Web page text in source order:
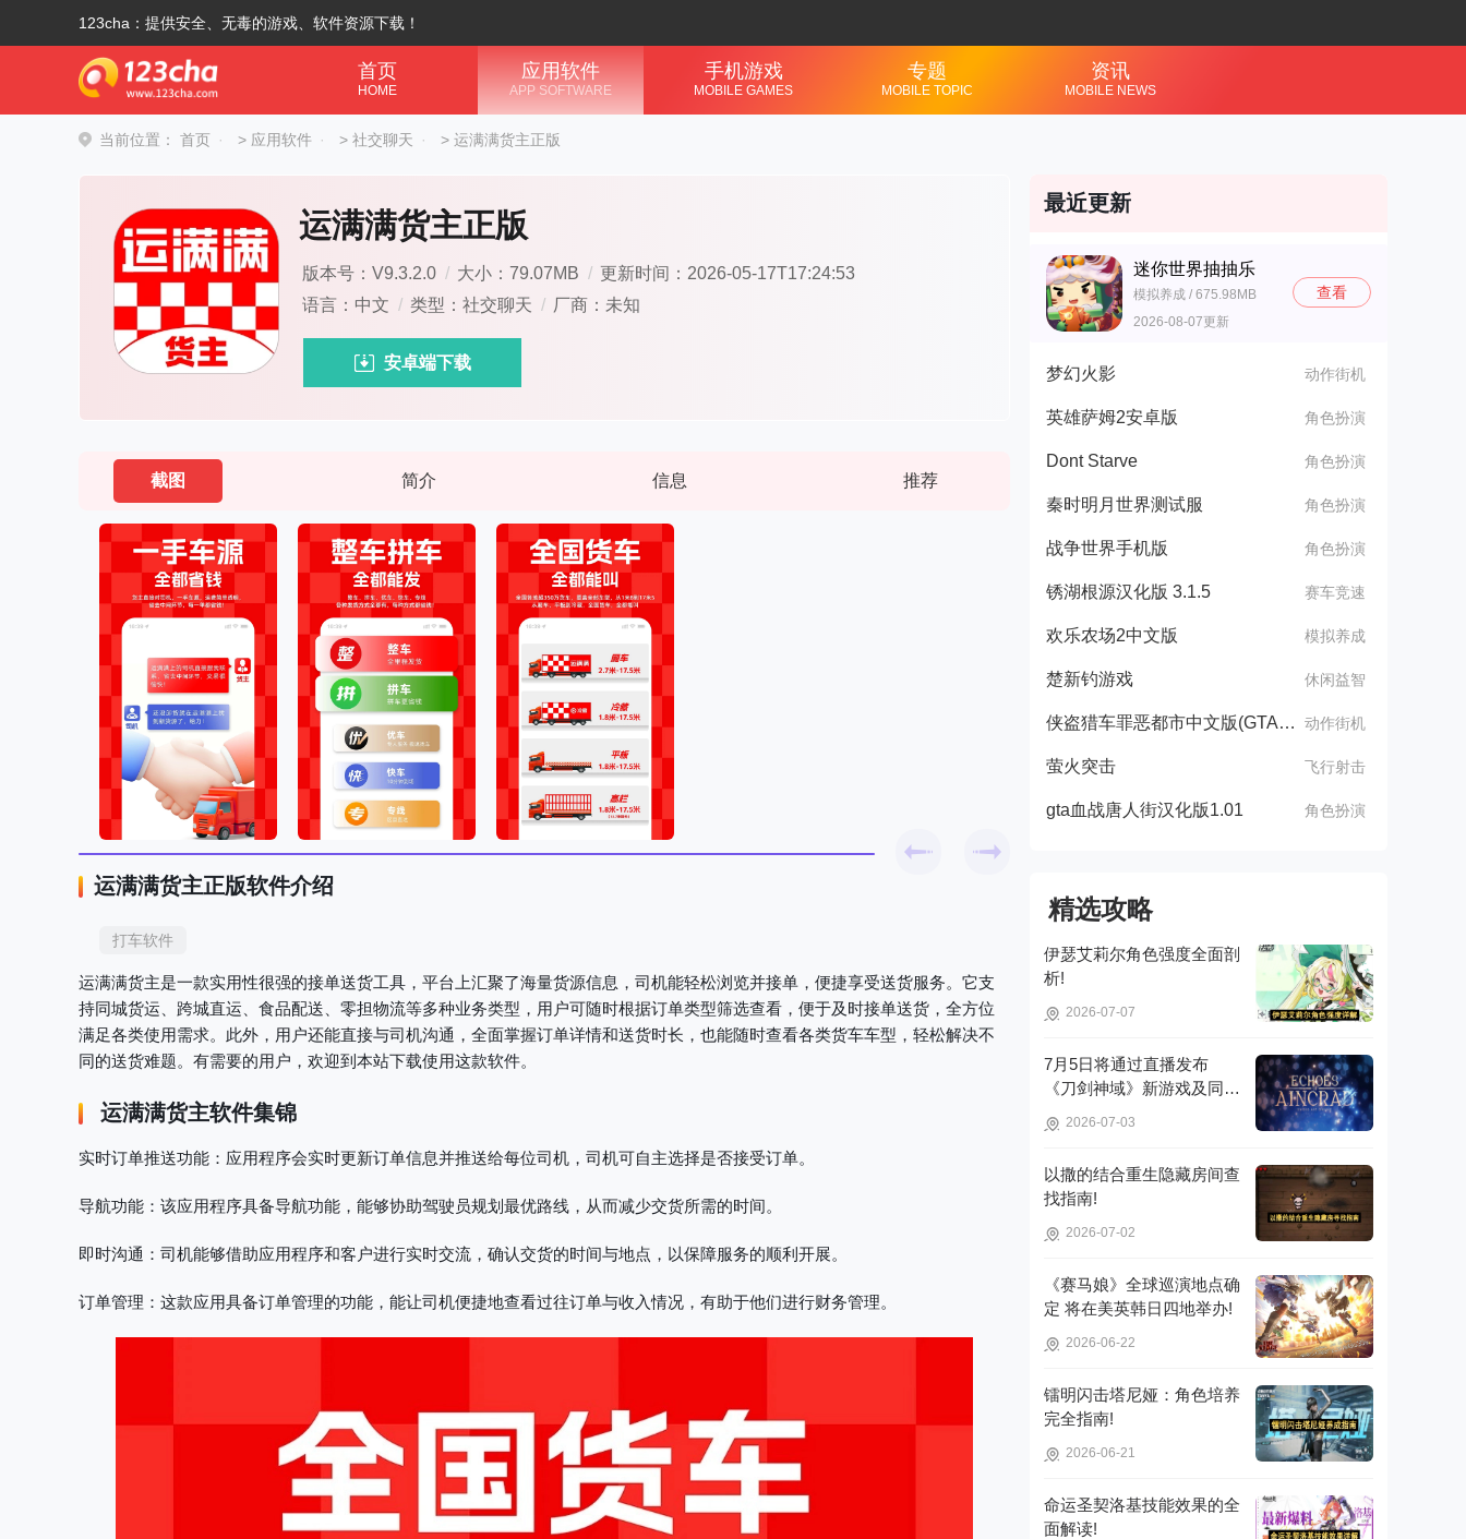
123cha：提供安全、无毒的游戏、软件资源下载！
首页
HOME
应用软件
APP SOFTWARE
手机游戏
MOBILE GAMES
专题
MOBILE TOPIC
资讯
MOBILE NEWS
当前位置： 首页 > 应用软件 > 社交聊天 > 运满满货主正版
运满满货主正版
版本号：V9.3.2.0 / 大小：79.07MB / 更新时间：2026-05-17T17:24:53
语言：中文 / 类型：社交聊天 / 厂商：未知
安卓端下载
截图 简介 信息 推荐
运满满货主正版软件介绍
打车软件
运满满货主是一款实用性很强的接单送货工具，平台上汇聚了海量货源信息，司机能轻松浏览并接单，便捷享受送货服务。它支
持同城货运、跨城直运、食品配送、零担物流等多种业务类型，用户可随时根据订单类型筛选查看，便于及时接单送货，全方位
满足各类使用需求。此外，用户还能直接与司机沟通，全面掌握订单详情和送货时长，也能随时查看各类货车车型，轻松解决不
同的送货难题。有需要的用户，欢迎到本站下载使用这款软件。
运满满货主软件集锦
实时订单推送功能 ：应用程序会实时更新订单信息并推送给每位司机，司机可自主选择是否接受订单。
导航功能 ：该应用程序具备导航功能，能够协助驾驶员规划最优路线，从而减少交货所需的时间。
即时沟通 ：司机能够借助应用程序和客户进行实时交流，确认交货的时间与地点，以保障服务的顺利开展。
订单管理 ：这款应用具备订单管理的功能，能让司机便捷地查看过往订单与收入情况，有助于他们进行财务管理。
最近更新
迷你世界抽抽乐
模拟养成 / 675.98MB
2026-08-07更新
查看
梦幻火影 动作街机
英雄萨姆2安卓版 角色扮演
Dont Starve 角色扮演
秦时明月世界测试服 角色扮演
战争世界手机版 角色扮演
锈湖根源汉化版 3.1.5 赛车竞速
欢乐农场2中文版 模拟养成
楚新钓游戏 休闲益智
侠盗猎车罪恶都市中文版(GTA：SA MOD安装器) 动作街机
萤火突击 飞行射击
gta血战唐人街汉化版1.01 角色扮演
精选攻略
伊瑟艾莉尔角色强度全面剖
析!
2026-07-07
7月5日将通过直播发布
《刀剑神域》新游戏及同步
时长为110分钟!
2026-07-03
以撒的结合重生隐藏房间查
找指南!
2026-07-02
《赛马娘》全球巡演地点确
定 将在美英韩日四地举办!
2026-06-22
镭明闪击塔尼娅：角色培养
完全指南!
2026-06-21
命运圣契洛基技能效果的全
面解读!